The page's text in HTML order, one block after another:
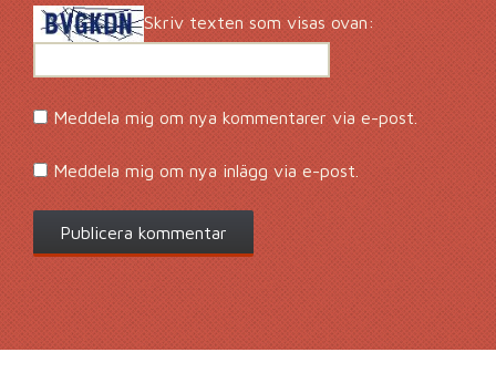
Skriv texten som visas ovan:
Meddela mig om nya kommentarer via e-post.
Meddela mig om nya inlägg via e-post.